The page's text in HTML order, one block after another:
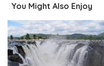
You Might Also Enjoy